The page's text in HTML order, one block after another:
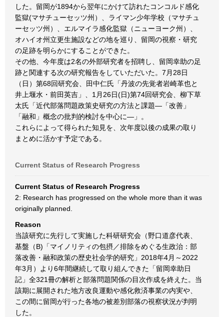
した。留岡が1894から翌年にかけて訪れたコンコルド感化
監獄(マサチューセッツ州）、ライマン少年学校（マサチュ
ーセッツ州）、エルマイラ感化監獄（ニューヨーク州）、
オハイオ州立更生施設などの地を巡り、留岡の視察・研究
の足跡を明らかにすることができた。
その他、今年度は2名の外部研究者を招聘し、留岡幸助の足
跡と関連する次の研究報告をしていただいた。7月28日
（日）第68回研究会、田中仁氏「丹波の先覚者岩崎革也と
井上堰水・前田英吉」、1月26日(日)第74回研究会、柳下草
太氏「近代部落問題政策史研究の方法と課題―「改善」
「融和」概念の批判的検討を中心に―」。
これらによって得られた知見を、次年度以後の成果の取り
まとめに活かす予定である。
Current Status of Research Progress
Current Status of Research Progress
2: Research has progressed on the whole more than it was
originally planned.
Reason
当該研究に先行して実施した科研研究会（野口道彦代表、
基盤（B)「マイノリティの包摂／排除をめぐる生政治：部
落改善・融和政策の歴史社会学的研究」2018年4月～2022
年3月）より6年間継続して取り組んできた「留岡幸助日
記」全321冊の解析と部落問題関係の目次作成を終えた。当
該期に展開された地方改良運動や感化救済事業の内実や、
この間に留岡が行った各地の被差別部落の視察状況が判明
した。